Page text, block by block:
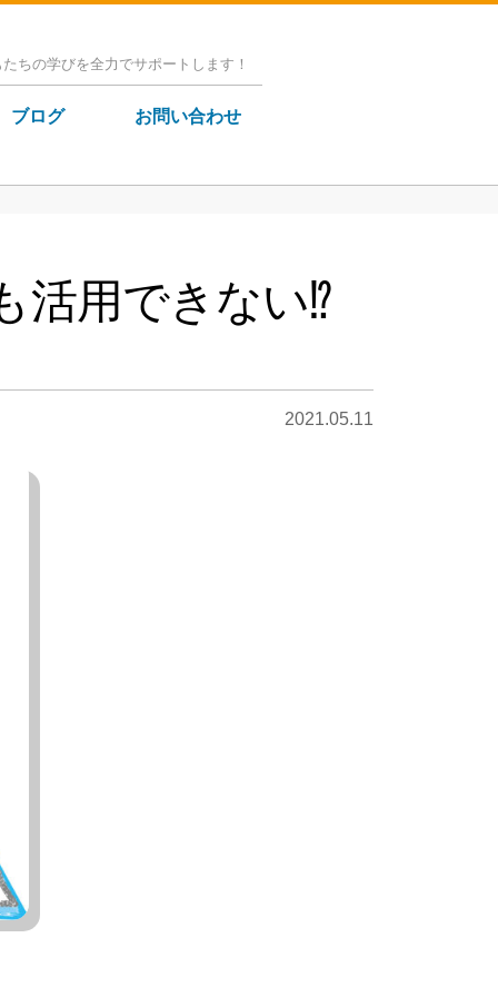
ちの学びを全力でサポートします！
ブログ お問い合わせ
活用できない⁉
2021.05.11